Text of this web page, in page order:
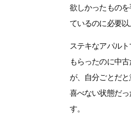
欲しかったもの
ているのに必要
ステキなアパル
もらったのに中
が、自分ごとだ
喜べない状態だ
す。